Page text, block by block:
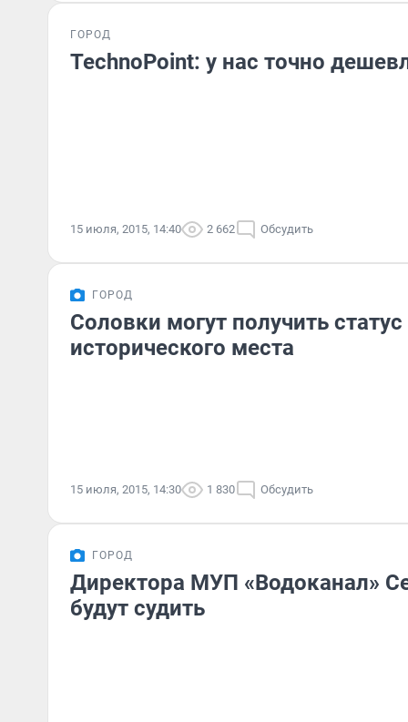
ГОРОД
TechnoPoint: у нас точно
15 июля, 2015, 14:40 2 662 Обсудить
ГОРОД
Соловки могут получить
исторического места
15 июля, 2015, 14:30 1 830 Обсудить
ГОРОД
Директора МУП «Водоканал»
будут судить